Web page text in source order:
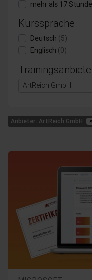
mehr als 17
Kurssprache
Deutsch (5)
Englisch (0)
ArtReich GmbH
Anbieter: ArtReich GmbH ×